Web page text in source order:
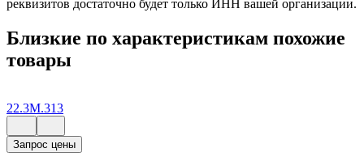
реквизитов достаточно будет только ИНН вашей организации.
Близкие по характеристикам похожие
товары
22.3М.313
Запрос цены